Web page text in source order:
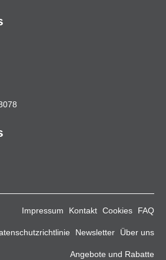
Impressum Kontakt Cookies FAQ
Newsletter Über uns
Angebote und Rabatte